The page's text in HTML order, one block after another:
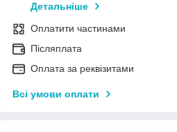
Детальніше
Оплатити частинами
Післяплата
Оплата за реквізитами
Всі умови оплати